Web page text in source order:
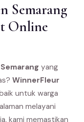
Semarang
Online
yang
WinnerFleur
untuk warga
melayani
kami memastikan